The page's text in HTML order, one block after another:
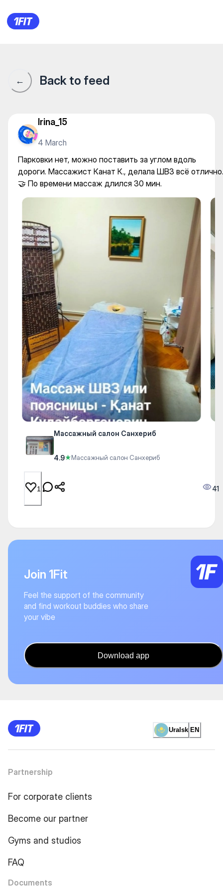
Массажный салон
← Back to feed
Irina_15
4 March
Парковки нет, можно поставить за углом вдоль
дороги. Массажист Канат К., делала ШВЗ всё отлично.
🤝 По времени массаж длился 30 мин.
Массажный салон Санхериб
4.9★Массажный салон Санхериб
1 41
Join 1Fit
Feel the support of the community
and find workout buddies who share
your vibe
Download app
Uralsk EN
Partnership
For corporate clients
Become our partner
Gyms and studios
FAQ
Documents